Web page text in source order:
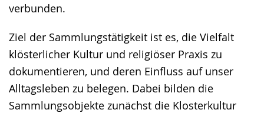
verbunden.
Ziel der Sammlungstätigkeit ist es, die Vielfalt
klösterlicher Kultur und religiöser Praxis zu
dokumentieren, und deren Einfluss auf unser
Alltagsleben zu belegen. Dabei bilden die
Sammlungsobjekte zunächst die Klosterkultur